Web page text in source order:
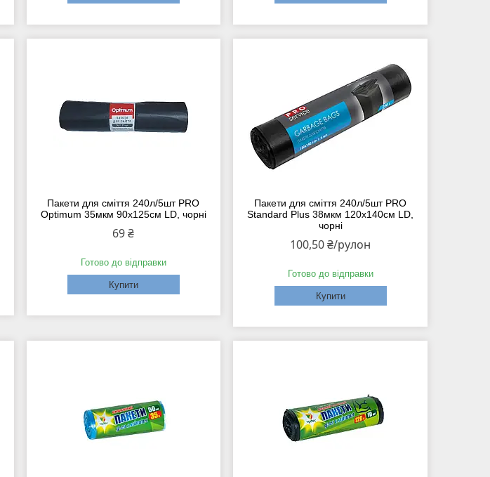
Пакети для сміття 240л/5шт PRO
Optimum 35мкм 90х125см LD, чорні
69 ₴
Готово до відправки
Купити
Пакети для сміття 240л/5шт PRO
Standard Plus 38мкм 120х140см LD,
чорні
100,50 ₴/рулон
Готово до відправки
Купити